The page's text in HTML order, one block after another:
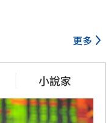
更多
小說家